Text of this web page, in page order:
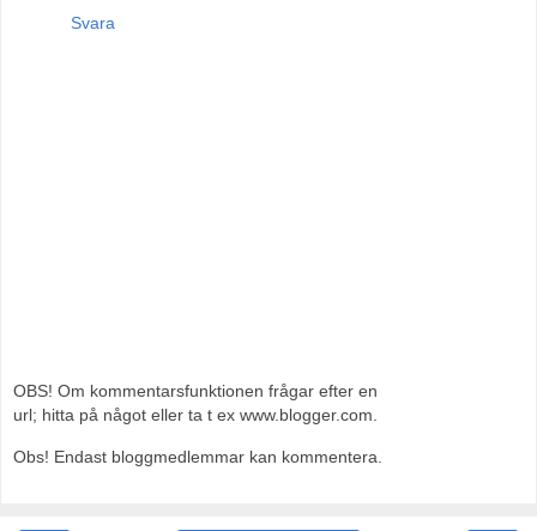
Svara
OBS! Om kommentarsfunktionen frågar efter en
url; hitta på något eller ta t ex www.blogger.com.
Obs! Endast bloggmedlemmar kan kommentera.